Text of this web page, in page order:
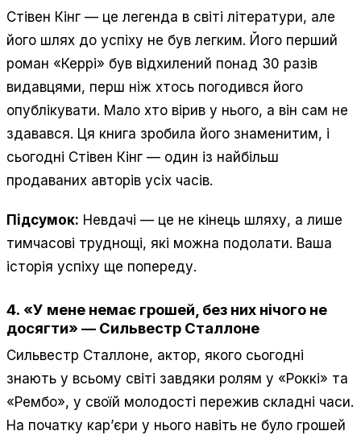
Стівен Кінг — це легенда в світі літератури, але
його шлях до успіху не був легким. Його перший
роман «Керрі» був відхилений понад 30 разів
видавцями, перш ніж хтось погодився його
опублікувати. Мало хто вірив у нього, а він сам не
здавався. Ця книга зробила його знаменитим, і
сьогодні Стівен Кінг — один із найбільш
продаваних авторів усіх часів.
Підсумок: Невдачі — це не кінець шляху, а лише
тимчасові труднощі, які можна подолати. Ваша
історія успіху ще попереду.
4. «У мене немає грошей, без них нічого не
досягти» — Сильвестр Сталлоне
Сильвестр Сталлоне, актор, якого сьогодні
знають у всьому світі завдяки ролям у «Роккі» та
«Рембо», у своїй молодості пережив складні часи.
На початку кар’єри у нього навіть не було грошей